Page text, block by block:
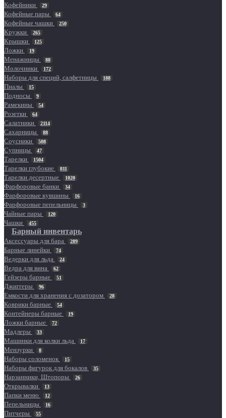
Кофейники 29
Кофейные пары 64
Кофейные чашки 250
Кружки 265
Крышки 125
Ложки 19
Менажницы 88
Молочники 172
Наборы для специй, салфетницы 188
Пиалы 15
Подносы 9
Рамекины 54
Розетки 64
Салатники 2114
Сахарницы 88
Соусники 508
Супницы 47
Тарелки 1504
Тарелки глубокие 811
Тарелки десертные 1020
Фарфоровые банки 34
Фарфоровые кувшины 16
Фарфоровые пепельницы 3
Чайные пары 120
Чашки 455
Барный инвентарь
Аксессуары для бара 289
Барные линейки 74
Ведерки для льда 24
Ведра для вина 62
Гейзеры барные 51
Джиггеры 96
Емкости для хранения с дозатором 28
Коврики барные 54
Контейнеры барные 19
Ложки барные 72
Мадлеры 33
Машинки для колки льда 17
Мензурки 8
Наборы соломенок 15
Наборы фигурок для бокалов 35
Нарзанники, Штопоры 26
Открывалки 13
Папки меню 12
Пепельницы 16
Питчеры 55